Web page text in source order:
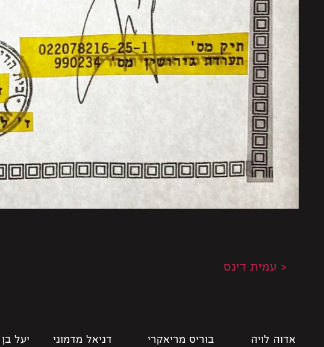
< עמית דינס
אדוה לויה בוריס מריאקרי דניאל מדמוני יעל